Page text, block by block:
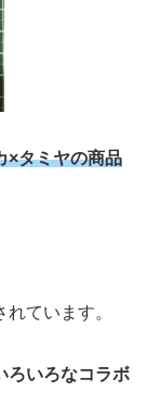
×タミヤの商品
れています。
ろいろなコラボ